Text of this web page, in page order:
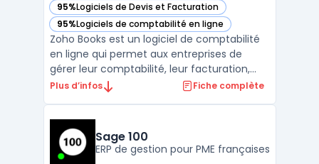
95%Logiciels de Devis et Facturation
— voir Zoho Books dans cette catégorie
95%Logiciels de comptabilité en ligne
— voir Zoho Books dans cette catégorie
Zoho Books est un logiciel de comptabilité
en ligne qui permet aux entreprises de
gérer leur comptabilité, leur facturation,
leur gestion de stock, leur reporting
leurs tâches administratives et financières,
comme l' ...
Plus d’infos Fiche complète
Sage 100
ERP de gestion pour PME françaises